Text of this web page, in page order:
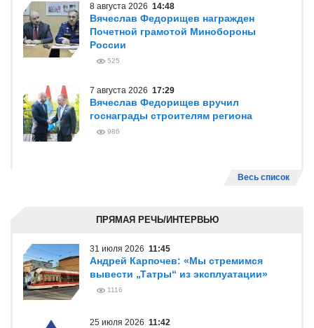
8 августа 2026 14:48
Вячеслав Федорищев награжден
Почетной грамотой Минобороны
России
525
7 августа 2026 17:29
Вячеслав Федорищев вручил
госнаграды строителям региона
986
Весь список
ПРЯМАЯ РЕЧЬ/ИНТЕРВЬЮ
31 июля 2026 11:45
Андрей Карпочев: «Мы стремимся
вывести „Татры“ из эксплуатации»
1116
25 июля 2026 11:42